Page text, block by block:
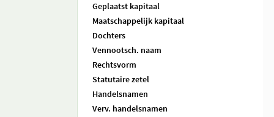
Geplaatst kapitaal
Maatschappelijk kapitaal
Dochters
Vennootsch. naam
Rechtsvorm
Statutaire zetel
Handelsnamen
Verv. handelsnamen